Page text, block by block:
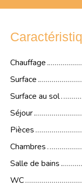
Chauffage
Surface
Surface au sol
Séjour
Pièces
Chambres
Salle de bains
WC